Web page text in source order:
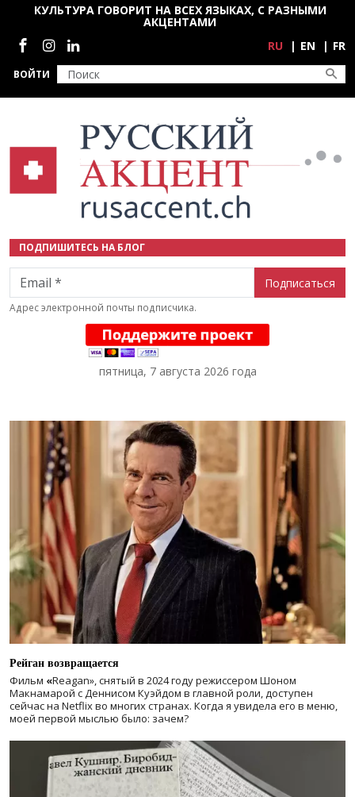
Перейти к основному содержанию
ВОЙТИ
КУЛЬТУРА ГОВОРИТ НА ВСЕХ ЯЗЫКАХ, С РАЗНЫМИ
АКЦЕНТАМИ
Социальные сети
RU EN FR
ПОДПИШИТЕСЬ НА БЛОГ
Email
Адрес электронной почты подписчика.
пятница, 7 августа 2026 года
Рейган возвращается
Фильм «Reagan», снятый в 2024 годурежиссером Шоном
Макнамарой с Деннисом Куэйдом в главной роли, доступен
сейчас на Netflix во многих странах. Когда я увидела его в меню,
моей первой мыслью было: зачем?